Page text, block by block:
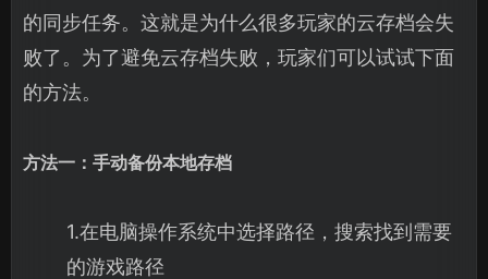
的同步任务。这就是为什么很多玩家的云存档会失
败了。为了避免云存档失败，玩家们可以试试下面
的方法。
方法一：手动备份本地存档
1.在电脑操作系统中选择路径，搜索找到需要
的游戏路径